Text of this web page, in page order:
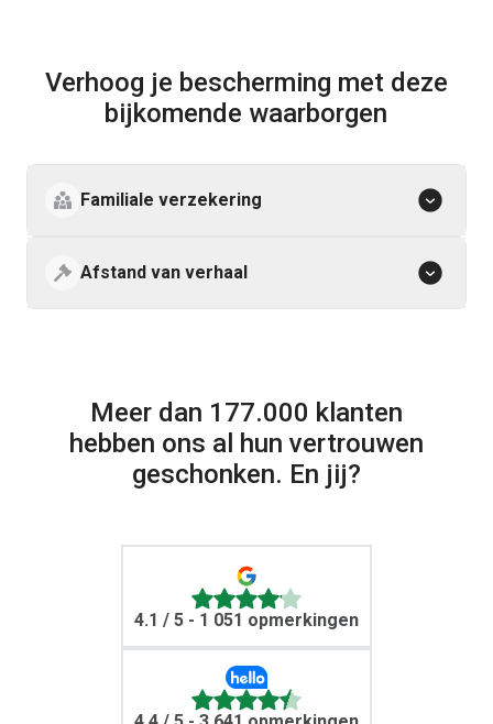
Verhoog je bescherming met deze
bijkomende waarborgen
Familiale verzekering
Afstand van verhaal
Meer dan 177.000 klanten
hebben ons al hun vertrouwen
geschonken. En jij?
4.1 / 5 - 1 051 opmerkingen